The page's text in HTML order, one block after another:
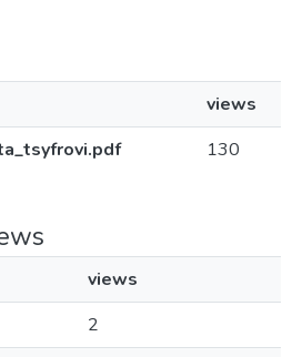
views
130
views
2